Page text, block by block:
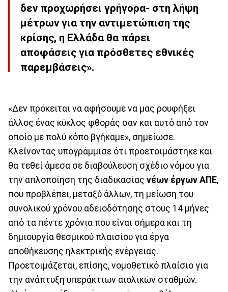
δεν προχωρήσει γρήγορα- στη λήψη
μέτρων για την αντιμετώπιση της
κρίσης, η Ελλάδα θα πάρει
αποφάσεις για πρόσθετες εθνικές
παρεμβάσεις».
«Δεν πρόκειται να αφήσουμε να μας ρουφήξει
άλλος ένας κύκλος φθοράς σαν και αυτό από τον
οποίο με πολύ κόπο βγήκαμε», σημείωσε.
Κλείνοντας υπογράμμισε ότι προετοιμάστηκε και
θα τεθεί άμεσα σε διαβούλευση σχέδιο νόμου για
την απλοποίηση της διαδικασίας νέων έργων ΑΠΕ,
που προβλέπει, μεταξύ άλλων, τη μείωση του
συνολικού χρόνου αδειοδότησης στους 14 μήνες
από τα πέντε χρόνια που είναι σήμερα και τη
δημιουργία θεσμικού πλαισίου για έργα
αποθήκευσης ηλεκτρικής ενέργειας.
Προετοιμάζεται, επίσης, νομοθετικό πλαίσιο για
την ανάπτυξη υπεράκτιων αιολικών σταθμών.